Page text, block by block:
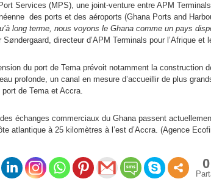
Services (MPS), une joint-venture entre APM
des ports et des aéroports (Ghana Ports and
long terme, nous voyons le Ghana comme un pays
Søndergaard, directeur d’APM Terminals pour l’Afrique et
du port de Tema prévoit notamment la construction
profonde, un canal en mesure d’accueillir de plus
de Tema et Accra.
échanges commerciaux du Ghana passent
atlantique à 25 kilomètres à l’est d’Accra. (Agence
0